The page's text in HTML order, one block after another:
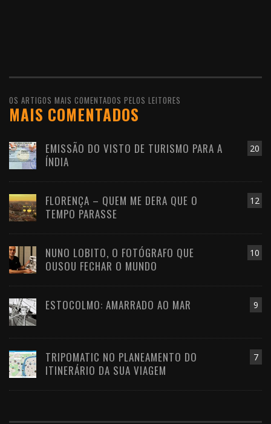
OS ARTIGOS MAIS COMENTADOS PELOS LEITORES
MAIS COMENTADOS
20
EMISSÃO DO VISTO DE TURISMO PARA A
ÍNDIA
12
FLORENÇA – QUEM ME DERA QUE O
TEMPO PARASSE
10
NUNO LOBITO, O FOTÓGRAFO QUE
OUSOU FECHAR O MUNDO
9
ESTOCOLMO: AMARRADO AO MAR
7
TRIPOMATIC NO PLANEAMENTO DO
ITINERÁRIO DA SUA VIAGEM